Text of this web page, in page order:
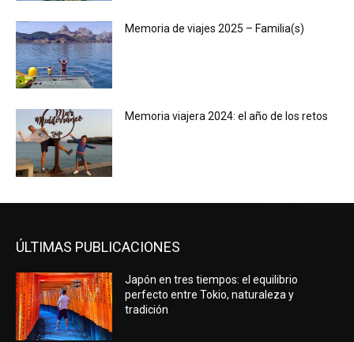
Memoria de viajes 2025 – Familia(s)
Memoria viajera 2024: el año de los retos
ÚLTIMAS PUBLICACIONES
Japón en tres tiempos: el equilibrio
perfecto entre Tokio, naturaleza y
tradición